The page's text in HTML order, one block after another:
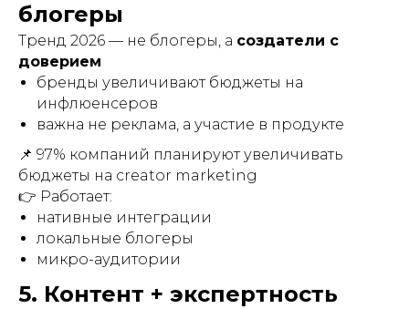
блогеры
Тренд 2026 — не блогеры, а создатели с
доверием
бренды увеличивают бюджеты на
инфлюенсеров
важна не реклама, а участие в продукте
📌 97% компаний планируют увеличивать
бюджеты на creator marketing
👉 Работает:
нативные интеграции
локальные блогеры
микро-аудитории
5. Контент + экспертность